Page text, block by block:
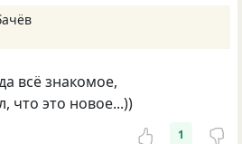
всё знакомое,
что это новое...))
1